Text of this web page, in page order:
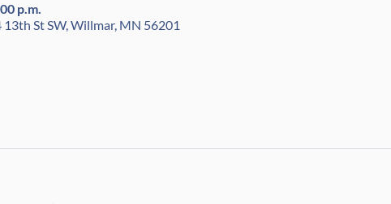
p.m.
13th St SW, Willmar, MN 56201